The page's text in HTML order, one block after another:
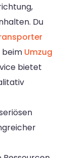
Du
Umzug
bietet